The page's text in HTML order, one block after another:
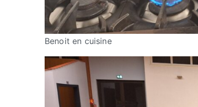
Benoit en cuisine